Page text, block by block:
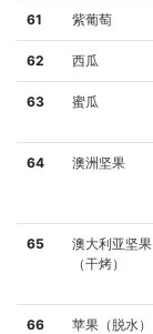
61 紫葡萄
62 西瓜
63 蜜瓜
64 澳洲坚果
65
澳大利亚坚果
（干烤）
66 苹果（脱水）